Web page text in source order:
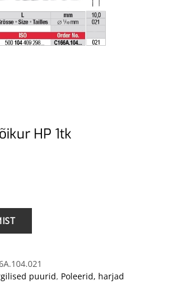
HP 1tk
puurid, Poleerid, harjad